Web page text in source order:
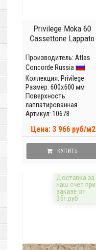
Privilege Moka 60
Cassettone Lappato
Производитель: Atlas
Concorde Russia
Коллекция: Privilege
Размер: 600x600 мм
Поверхность:
лаппатированная
Артикул: 10678
Цена: 3 966 руб/м2
КУПИТЬ
Доставка за
наш счёт при
заказе от
35т.руб